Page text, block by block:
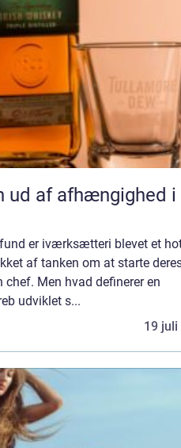
er iværksætteri blevet et
af tanken om at starte
chef. Men hvad definerer en
udviklet s...
19 juli